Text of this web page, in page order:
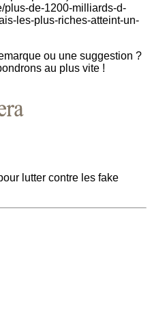
plus-de-1200-milliards-d-
les-plus-riches-atteint-un-
ou une suggestion ?
au plus vite !
lutter contre les fake